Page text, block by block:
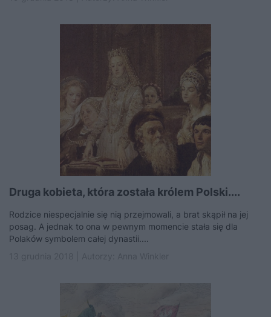
Druga kobieta, która została królem Polski....
Rodzice niespecjalnie się nią przejmowali, a brat skąpił na jej
posag. A jednak to ona w pewnym momencie stała się dla
Polaków symbolem całej dynastii....